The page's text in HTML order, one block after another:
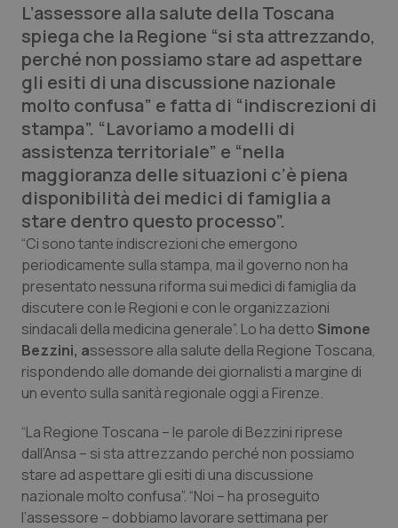
QS Pro
Professionisti Sanitari.AI
Abruzzo
Basilicata
Calabria
Campania
Emilia-Romagna
Friuli Venezia Giulia
Liguria
Lombardia
QS Pro Gold
Artrite & artrosi
Asma & BPCO
Car-T
Colesterolo & coronaropatie
Dermatite Atopica
Disturbi dell’umore
Dolore
QS Club Newsletter
L’assessore alla salute della Toscana
spiega che la Regione “si sta attrezzando,
perché non possiamo stare ad aspettare
gli esiti di una discussione nazionale
molto confusa” e fatta di “indiscrezioni di
stampa”. “Lavoriamo a modelli di
assistenza territoriale” e “nella
maggioranza delle situazioni c’è piena
disponibilità dei medici di famiglia a
stare dentro questo processo”.
“Ci sono tante indiscrezioni che emergono
periodicamente sulla stampa, ma il governo non ha
presentato nessuna riforma sui medici di famiglia da
discutere con le Regioni e con le organizzazioni
sindacali della medicina generale”. Lo ha detto Simone
Bezzini, assessore alla salute della Regione Toscana,
rispondendo alle domande dei giornalisti a margine di
un evento sulla sanità regionale oggi a Firenze.
“La Regione Toscana – le parole di Bezzini riprese
dall’Ansa – si sta attrezzando perché non possiamo
stare ad aspettare gli esiti di una discussione
nazionale molto confusa”. “Noi – ha proseguito
l’assessore – dobbiamo lavorare settimana per